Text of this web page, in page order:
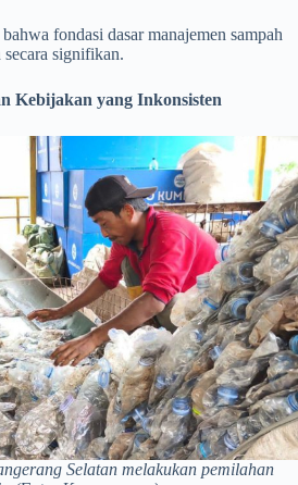
fondasi dasar manajemen sampah
signifikan.
Kebijakan yang Inkonsisten
Selatan melakukan pemilahan